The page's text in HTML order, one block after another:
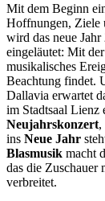
Mit dem Beginn
Hoffnungen, Ziele
wird das neue
eingeläutet: Mit der
musikalisches
Beachtung findet.
Dallavia erwartet
im Stadtsaal Lienz
Neujahrskonzert,
ins Neue Jahr
Blasmusik macht
das die Zuschauer
verbreitet.